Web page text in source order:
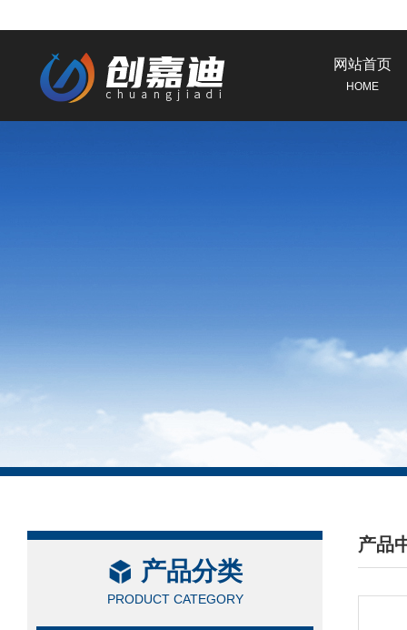
网站首页
HOME
产品分类
PRODUCT CATEGORY
产品
/